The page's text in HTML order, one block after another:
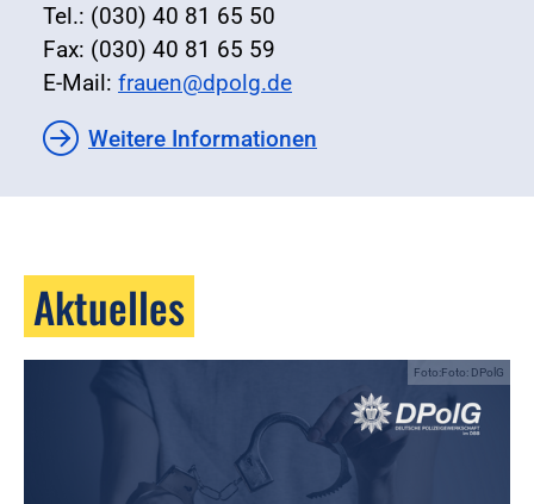
Tel.: (030) 40 81 65 50
Fax: (030) 40 81 65 59
E-Mail: frauen@dpolg.de
Weitere Informationen
Aktuelles
Foto:Foto: DPolG